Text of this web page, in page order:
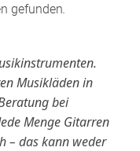
gefunden.
Musikläden in
bei
Menge Gitarren
– das kann weder